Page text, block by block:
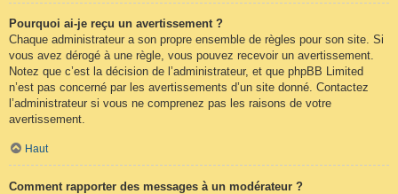
Pourquoi ai-je reçu un avertissement ?
Chaque administrateur a son propre ensemble de règles pour son site. Si
vous avez dérogé à une règle, vous pouvez recevoir un avertissement.
Notez que c’est la décision de l’administrateur, et que phpBB Limited
n’est pas concerné par les avertissements d’un site donné. Contactez
l’administrateur si vous ne comprenez pas les raisons de votre
avertissement.
Haut
Comment rapporter des messages à un modérateur ?